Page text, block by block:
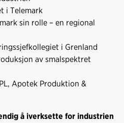
i Telemark
sin rolle – en regional
i Grenland
av smalspektret
Apotek Produktion &
å iverksette for industrien